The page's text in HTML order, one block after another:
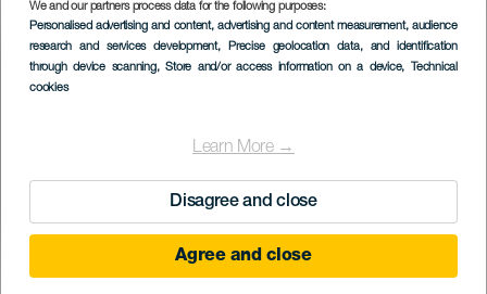
We and our partners process data for the following purposes:
Personalised advertising and content, advertising and content measurement, audience
research and services development, Precise geolocation data, and identification
through device scanning, Store and/or access information on a device, Technical
cookies
Learn More →
Disagree and close
Agree and close
Imagen
Listado
February 2027